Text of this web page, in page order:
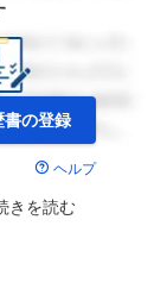
書の登録
ヘルプ
きを読む